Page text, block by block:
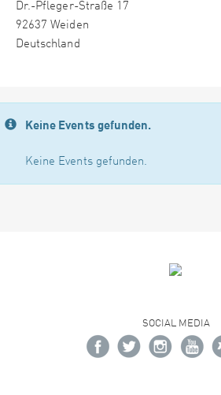
Dr.-Pfleger-Straße 17
92637 Weiden
Deutschland
Keine Events gefunden.
Keine Events gefunden.
SOCIAL MEDIA